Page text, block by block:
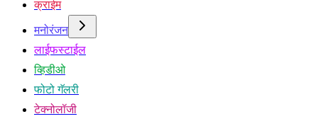
क्राईम
मनोरंजन
लाईफस्टाईल
व्हिडीओ
फोटो गॅलरी
टेक्नोलॉजी